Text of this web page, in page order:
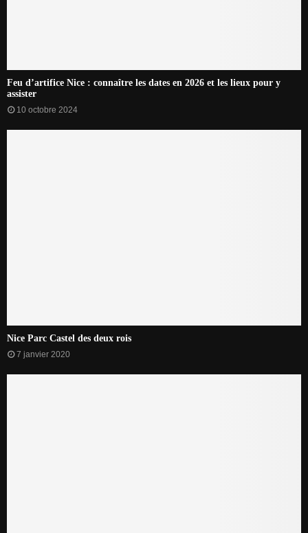
Feu d’artifice Nice : connaître les dates en 2026 et les lieux pour y
assister
10 octobre 2024
Nice Parc Castel des deux rois
7 janvier 2020